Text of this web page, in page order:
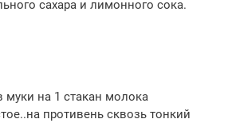
сахара и лимонного сока.
муки на 1 стакан молока
противень сквозь тонкий